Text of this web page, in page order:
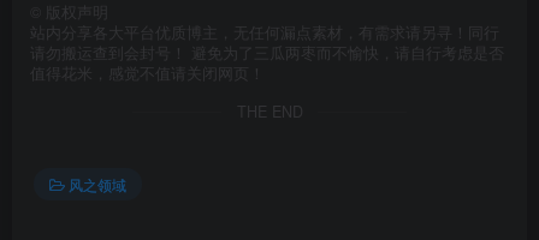
版权声明
站内分享各大平台优质博主，无任何漏点素材，有需求请另寻！同行
请勿搬运查到会封号！ 避免为了三瓜两枣而不愉快，请自行考虑是否
值得花米，感觉不值请关闭网页！
THE END
风之领域